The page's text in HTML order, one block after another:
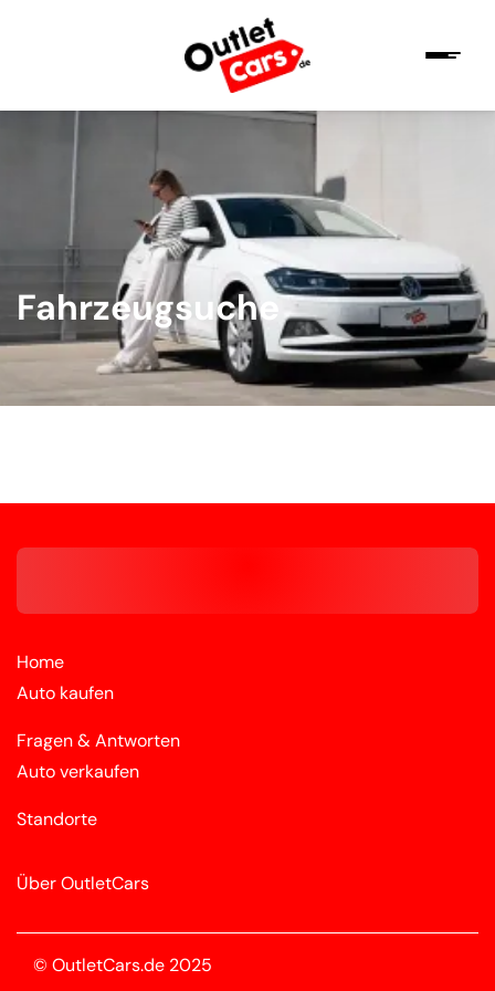
Fahrzeugsuche
Home
Auto kaufen
Fragen & Antworten
Auto verkaufen
Standorte
Über OutletCars
© OutletCars.de 2025